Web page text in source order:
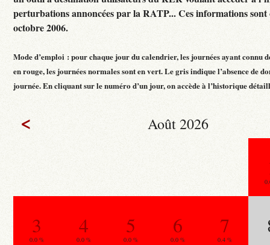
perturbations annoncées par la RATP... Ces informations sont
octobre 2006.
Mode d’emploi : pour chaque jour du calendrier, les journées ayant connu
en rouge, les journées normales sont en vert. Le gris indique l’absence de
journée. En cliquant sur le numéro d’un jour, on accède à l’historique
< Août 2026
3
0.0 %
4
0.0 %
5
0.0 %
6
0.0 %
7
0.4 %